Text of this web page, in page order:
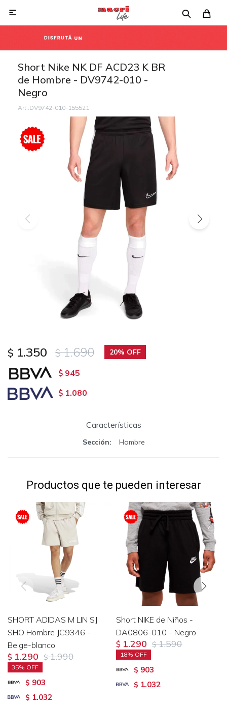

Short Nike NK DF ACD23 K BR
de Hombre - DV9742-010 -
Negro
DV9742-010-155521
$ 1.350 $ 1.690 20
$ 945
$ 1.080
Características
Sección Hombre
Productos que te pueden interesar
SHORT ADIDAS M LIN SJ
SHO Hombre JC9346 -
Beige-blanco
$ 1.290 $ 1.990
35
$ 903
$ 1.032
Short NIKE de Niños -
DA0806-010 - Negro
$ 1.290 $ 1.590
18
$ 903
$ 1.032